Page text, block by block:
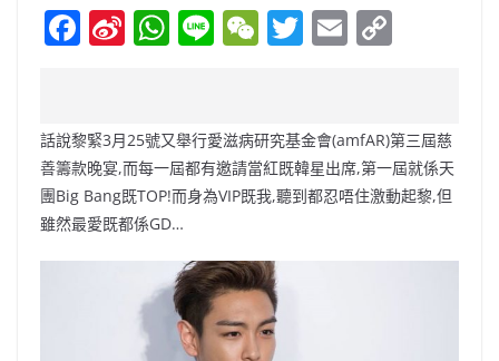
F
e
b
o
o
k
Si
W
ei
b
o
W
s
A
p
p
Li W
h
at
T
er
E
l y
Li
n
話說黎緊3月25號又舉行愛滋病研究基金會(amfAR)第三屆慈
善籌款晚宴,而每一屆都有邀請當紅既韓星出席,第一屆就係天
團Big Bang既TOP!而身為VIP既我,聽到都忍唔住激動起黎,但
雖然最愛既都係GD…